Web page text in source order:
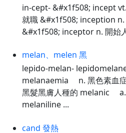
in-cept- &#x1f508; incept
就職 &#x1f508; inception n.
&#x1f508; inceptor n. 開始
melan、melen 黑
lepido-melan-
melanaemia n. 黑色素血
黑髮黑膚人種的 melanic a.
melaniline ...
cand 發熱